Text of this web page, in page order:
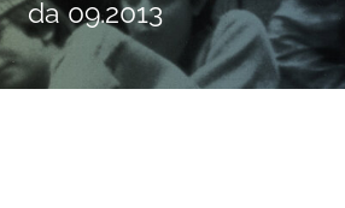
da 09.2013